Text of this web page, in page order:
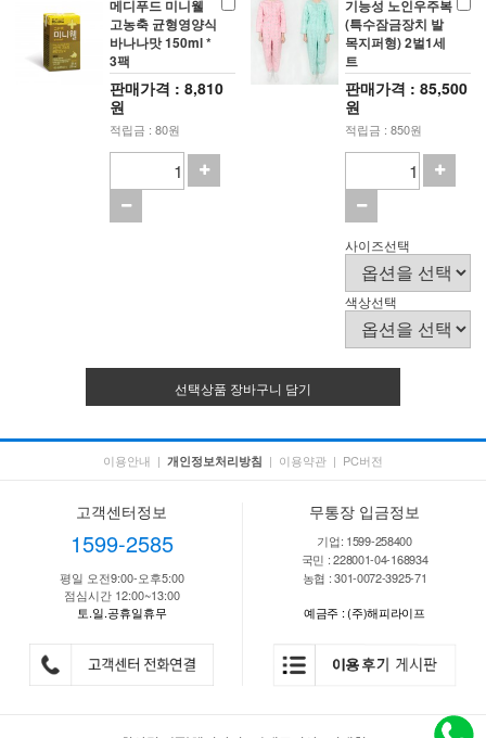
메디푸드 미니웰
고농축 균형영양식
바나나맛 150ml *
3팩
판매가격 : 8,810
원
적립금 : 80원
기능성 노인우주복
(특수잠금장치 발
목지퍼형) 2벌1세
트
판매가격 : 85,500
원
적립금 : 850원
사이즈선택
색상선택
선택상품 장바구니 담기
이용안내 | 개인정보처리방침 | 이용약관 | PC버전
고객센터정보
1599-2585
평일 오전9:00-오후5:00
점심시간 12:00~13:00
토.일.공휴일휴무
무통장 입금정보
기업: 1599-258400
국민 : 228001-04-168934
농협 : 301-0072-3925-71
예금주 : (주)해피라이프